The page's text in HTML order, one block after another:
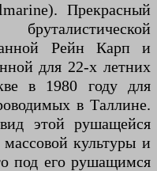
Прекрасный
Рейн Карп и
для 22-х летних
в 1980 году для
в Таллине.
этой рушащейся
культуры и
под его рушащимся